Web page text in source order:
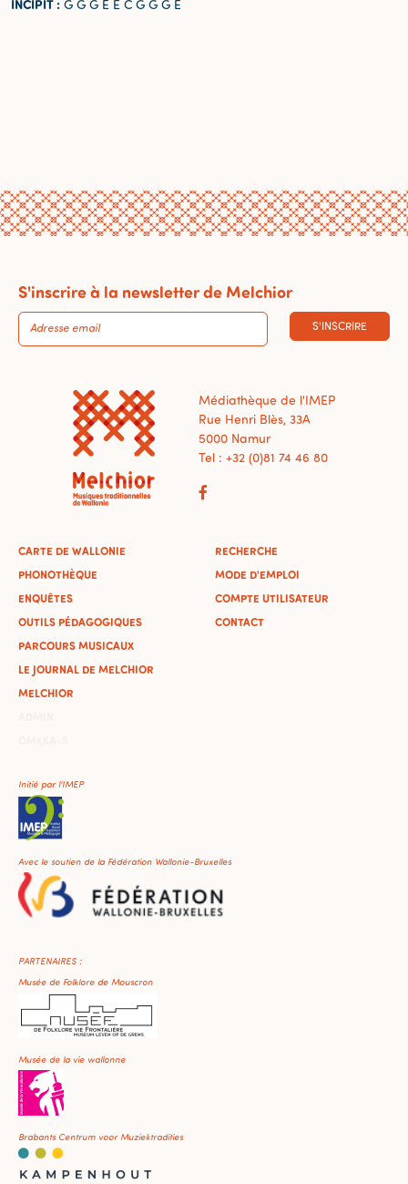
INCIPIT : G G G E E C G G G E
S'inscrire à la newsletter de Melchior
S'INSCRIRE
Médiathèque de l'IMEP
Rue Henri Blès, 33A
5000 Namur
Tel : +32 (0)81 74 46 80
CARTE DE WALLONIE
PHONOTHÈQUE
ENQUÊTES
OUTILS PÉDAGOGIQUES
PARCOURS MUSICAUX
LE JOURNAL DE MELCHIOR
MELCHIOR
RECHERCHE
MODE D'EMPLOI
COMPTE UTILISATEUR
CONTACT
Initié par l'IMEP
Avec le soutien de la Fédération Wallonie-Bruxelles
PARTENAIRES :
Musée de Folklore de Mouscron
Musée de la vie wallonne
Brabants Centrum voor Muziektradities